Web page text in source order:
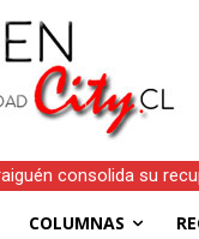
consolida su
COLUMNAS